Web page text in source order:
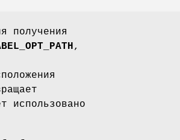
получения
,
использовано